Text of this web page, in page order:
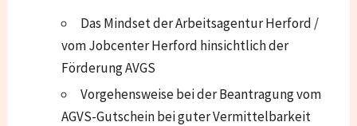
Das Mindset der Arbeitsagentur Herford /
vom Jobcenter Herford hinsichtlich der
Förderung AVGS
Vorgehensweise bei der Beantragung vom
AGVS-Gutschein bei guter Vermittelbarkeit